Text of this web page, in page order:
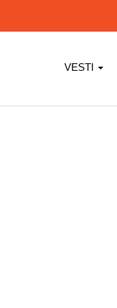
VESTI